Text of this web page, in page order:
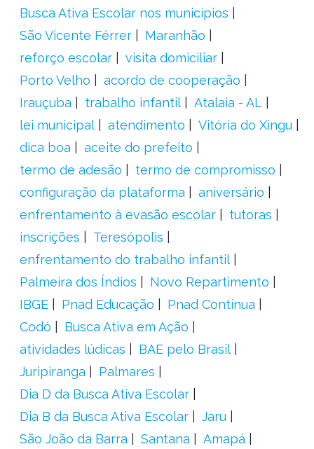
Busca Ativa Escolar nos municípios
São Vicente Férrer
Maranhão
reforço escolar
visita domiciliar
Porto Velho
acordo de cooperação
Irauçuba
trabalho infantil
Atalaia - AL
lei municipal
atendimento
Vitória do Xingu
dica boa
aceite do prefeito
termo de adesão
termo de compromisso
configuração da plataforma
aniversário
enfrentamento à evasão escolar
tutoras
inscrições
Teresópolis
enfrentamento do trabalho infantil
Palmeira dos Índios
Novo Repartimento
IBGE
Pnad Educação
Pnad Contínua
Codó
Busca Ativa em Ação
atividades lúdicas
BAE pelo Brasil
Juripiranga
Palmares
Dia D da Busca Ativa Escolar
Dia B da Busca Ativa Escolar
Jaru
São João da Barra
Santana
Amapá